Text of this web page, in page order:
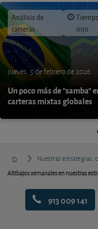
Análisis de
carteras
min.
jueves, 5 de febrero de 2026
Un poco más de "samba"
carteras mixtas globales
Nuestras estrategias:
Altibajos semanales en nuestras
913 009 141